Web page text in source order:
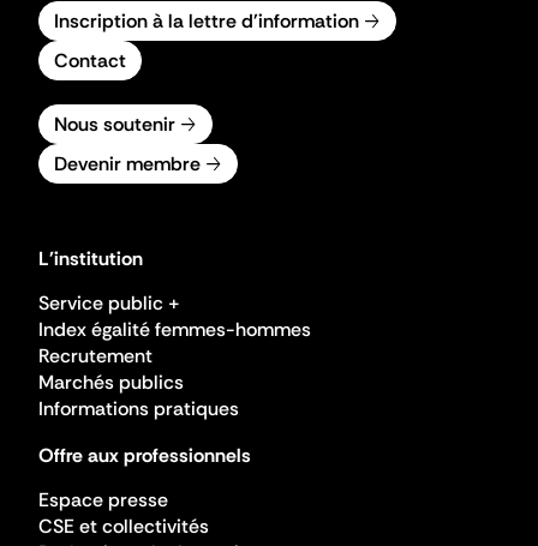
Inscription à la lettre d'information
Contact
Nous soutenir
Devenir membre
L'institution
Service public +
Index égalité femmes-hommes
Recrutement
Marchés publics
Informations pratiques
Offre aux professionnels
Espace presse
CSE et collectivités